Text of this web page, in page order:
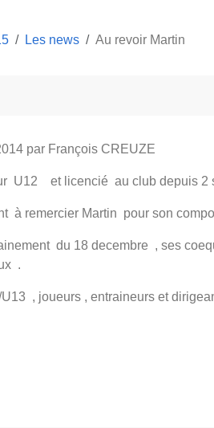
Les news Au revoir Martin
par François CREUZE
U12 et licencié au club depuis 2
à remercier Martin pour son
du 18 decembre , ses
.
, joueurs , entraineurs et